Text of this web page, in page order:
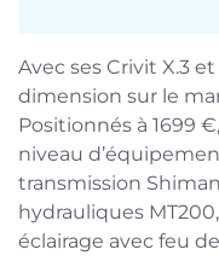
Avec ses Crivit X.3
dimension sur le
Positionnés à 1699
niveau
transmission
hydrauliques
éclairage avec feu